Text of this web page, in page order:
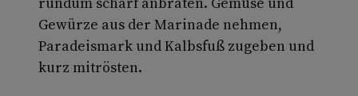
Gewürze aus der Marinade nehmen,
Paradeismark und Kalbsfuß zugeben und
kurz mitrösten.